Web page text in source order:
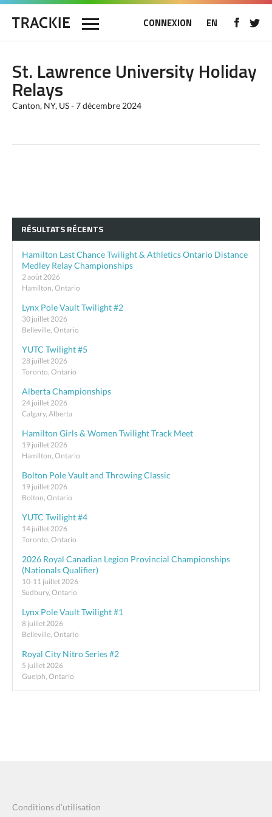
CONNEXION EN
St. Lawrence University Holiday
Relays
Canton, NY, US - 7 décembre 2024
RÉSULTATS RÉCENTS
Hamilton Last Chance Twilight & Athletics Ontario Distance
Medley Relay Championships
2 août 2026
Hamilton, Ontario
Lynx Pole Vault Twilight #2
30 juillet 2026
Belleville, Ontario
YUTC Twilight #5
28 juillet 2026
Toronto, Ontario
Alberta Championships
24 juillet 2026
Calgary, Alberta
Hamilton Girls & Women Twilight Track Meet
19 juillet 2026
Hamilton, Ontario
Bolton Pole Vault and Throwing Classic
19 juillet 2026
Bolton, Ontario
YUTC Twilight #4
14 juillet 2026
Toronto, Ontario
2026 Royal Canadian Legion Provincial Championships
(Nationals Qualifier)
10-11 juillet 2026
Sudbury, Ontario
Lynx Pole Vault Twilight #1
8 juillet 2026
Belleville, Ontario
Royal City Nitro Series #2
5 juillet 2026
Guelph, Ontario
Conditions d’utilisation